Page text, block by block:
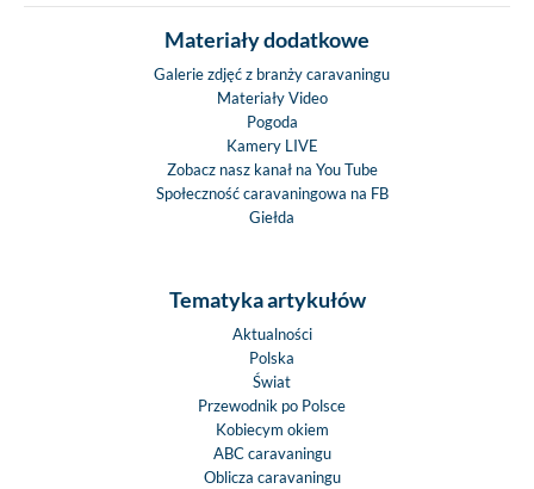
Materiały dodatkowe
Galerie zdjęć z branży caravaningu
Materiały Video
Pogoda
Kamery LIVE
Zobacz nasz kanał na You Tube
Społeczność caravaningowa na FB
Giełda
Tematyka artykułów
Aktualności
Polska
Świat
Przewodnik po Polsce
Kobiecym okiem
ABC caravaningu
Oblicza caravaningu